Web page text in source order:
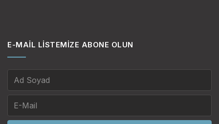
E-MAIL LISTEMIZE ABONE OLUN